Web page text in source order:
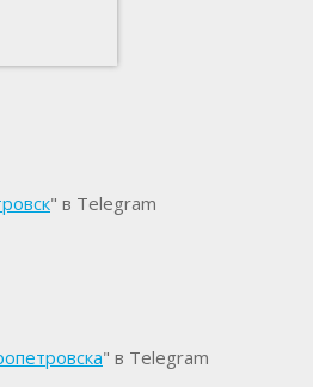
" в Telegram
" в Telegram